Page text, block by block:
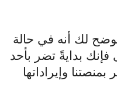
لك أنه في حالة
بدايةً تضر بأحد
وإيراداتها